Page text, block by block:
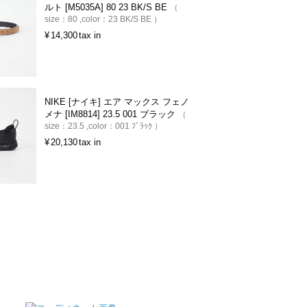
ルト [M5035A] 80 23 BK/S BE
size： 80 color： 23 BK/S BE
¥ 14,300tax in
NIKE [ナイキ] エア マックス フェノ
メナ [IM8814] 23.5 001 ブラック
size： 23.5 color： 001 ﾌﾞﾗｯｸ
¥20,130tax in